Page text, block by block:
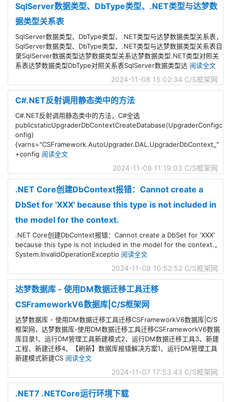
SqlServer数据类型、DbType类型、.NET类型与达梦数
据类型关系表
SqlServer数据类型、DbType类型、.NET类型与达梦数据类型关系表，
SqlServer数据类型、DbType类型、.NET类型与达梦数据类型关系表目
录SqlServer数据类型达梦数据类型关系达梦数据类型.NET类型对照关
系表达梦数据类型DbType对照关系表SqlServer数据类型达 阅读全文
2024-11-08 15:02:34 C/S框架网
C#.NET反射调用静态类中的方法
C#.NET反射调用静态类中的方法，C#全选
publicstaticUpgraderDbContextCreateDatabase(UpgraderConfigc
onfig)
{varns="CSFramework.AutoUpgrader.DAL.UpgraderDbContext_"
+config 阅读全文
2024-11-08 11:19:03 C/S框架网
.NET Core创建DbContext报错：Cannot create a
DbSet for 'XXX' because this type is not included in
the model for the context.
.NET Core创建DbContext报错：Cannot create a DbSet for 'XXX'
because this type is not included in the model for the context.，
System.InvalidOperationExceptio 阅读全文
2024-11-08 10:52:52 C/S框架网
达梦数据库 - 使用DM数据迁移工具迁移
CSFrameworkV6数据库|C/S框架网
达梦数据库 - 使用DM数据迁移工具迁移CSFrameworkV6数据库|C/S
框架网，达梦数据库-使用DM数据迁移工具迁移CSFrameworkV6数据
库目录1、运行DM管理工具新建模式2、运行DM数据迁移工具3、新建
工程、新建迁移4、【刷新】数据库报错解决方案1、运行DM管理工具
新建模式新建CS 阅读全文
2024-11-07 17:53:43 C/S框架网
.NET7 .NETCore运行环境下载